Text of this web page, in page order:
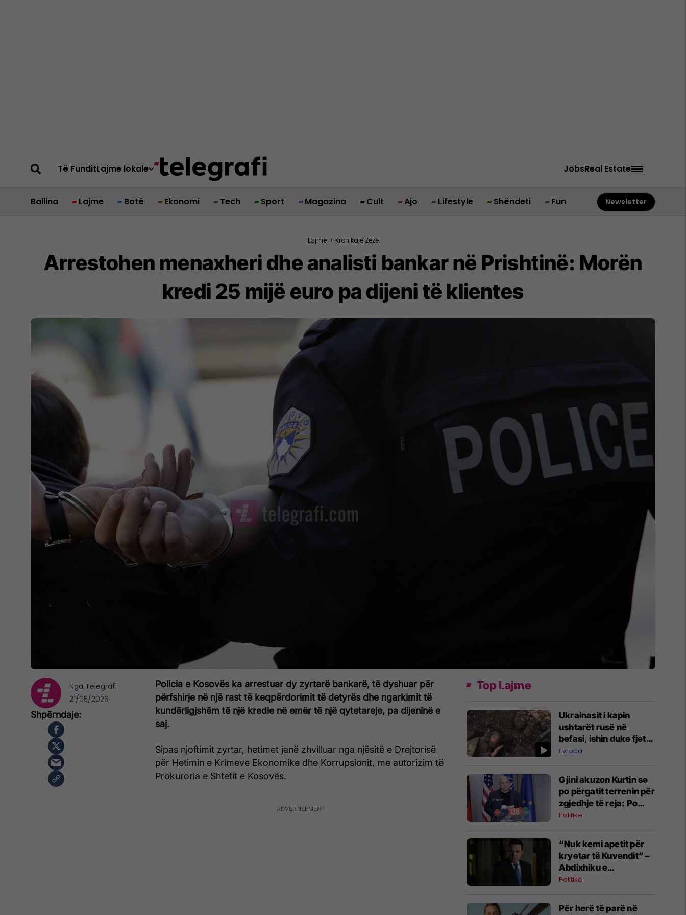
Të FunditLajme lokale JobsReal Estate
Ballina Lajme Botë Ekonomi Tech Sport Magazina Cult Ajo Lifestyle Shëndeti Fun Newsletter
Lajme > Kronika e Zezë
Arrestohen menaxheri dhe analisti bankar në Prishtinë: Morën
kredi 25 mijë euro pa dijeni të klientes
Policia e Kosovës ka arrestuar dy zyrtarë bankarë, të dyshuar për
përfshirje në një rast të keqpërdorimit të detyrës dhe ngarkimit të
kundërligjshëm të një kredie në emër të një qytetareje, pa dijeninë e
saj.
Sipas njoftimit zyrtar, hetimet janë zhvilluar nga njësitë e Drejtorisë
për Hetimin e Krimeve Ekonomike dhe Korrupsionit, me autorizim të
Prokuroria e Shtetit e Kosovës.
Nga Telegrafi
21/05/2026
Top Lajme
Ukrainasit i kapin
ushtarët rusë në
befasi, ishin duke fjetur
në strehimoret e
Evropa
Gjini akuzon Kurtin se
po përgatit terrenin për
zgjedhje të reja: Po
manipulon opinionin
Politikë
“Nuk kemi apetit për
kryetar të Kuvendit” –
Abdixhiku e
konsideron si figurë
Politikë
Për herë të parë në